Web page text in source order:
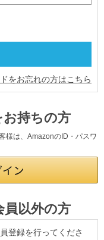
をお忘れの方はこちら
持ちの方
様は、AmazonのID・パスワ
以外の方
登録を行ってくださ